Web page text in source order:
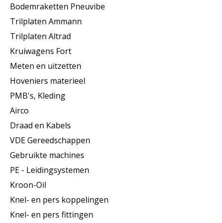
Bodemraketten Pneuvibe
Trilplaten Ammann
Trilplaten Altrad
Kruiwagens Fort
Meten en uitzetten
Hoveniers materieel
PMB's, Kleding
Airco
Draad en Kabels
VDE Gereedschappen
Gebruikte machines
PE - Leidingsystemen
Kroon-Oil
Knel- en pers koppelingen
Knel- en pers fittingen